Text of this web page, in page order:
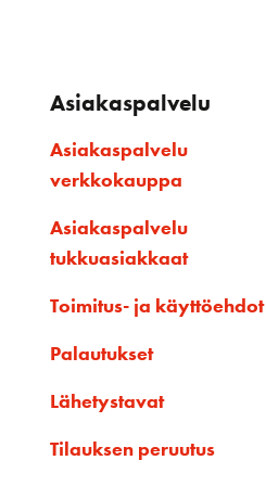
Asiakaspalvelu
Asiakaspalvelu
verkkokauppa
Asiakaspalvelu
tukkuasiakkaat
Toimitus- ja käyttöehdot
Palautukset
Lähetystavat
Tilauksen peruutus